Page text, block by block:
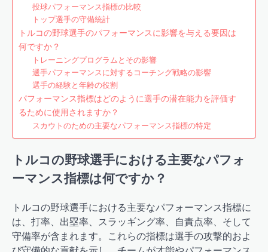
投球パフォーマンス指標の比較
トップ選手の守備統計
トルコの野球選手のパフォーマンスに影響を与える要因は
何ですか？
トレーニングプログラムとその影響
選手パフォーマンスに対するコーチング戦略の影響
選手の経験と年齢の役割
パフォーマンス指標はどのように選手の潜在能力を評価す
るために使用されますか？
スカウトのための主要なパフォーマンス指標の特定
トルコの野球選手における主要なパフォ
ーマンス指標は何ですか？
トルコの野球選手における主要なパフォーマンス指標に
は、打率、出塁率、スラッギング率、自責点率、そして
守備率が含まれます。これらの指標は選手の攻撃的およ